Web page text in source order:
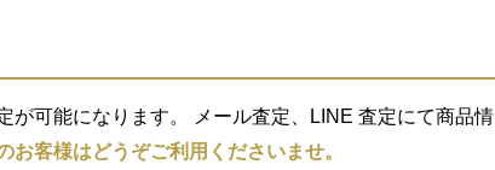
可能になります。 メール査定、LINE 査定にて商品情
お客様はどうぞご利用くださいませ。